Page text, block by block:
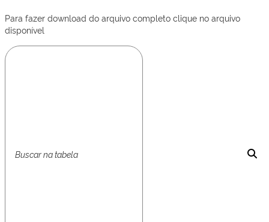
Para fazer download do arquivo completo clique no arquivo
disponível